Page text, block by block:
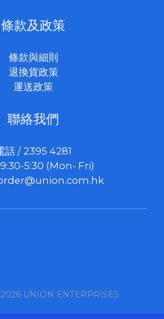
條款及政策
條款與細則
退換貨政策
運送政策
聯絡我們
話 / 2395 4281
5:30 (Mon- Fri)
UNION ENTERPRISES